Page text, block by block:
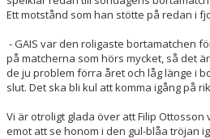
Ett motstånd som han stötte på redan i
- GAIS var den roligaste bortamatchen
på matcherna som hörs mycket, så det
de ju problem förra året och låg länge i
slut. Det ska bli kul att komma igång på
Vi är otroligt glada över att Filip
emot att se honom i den gul-blåa tröjan